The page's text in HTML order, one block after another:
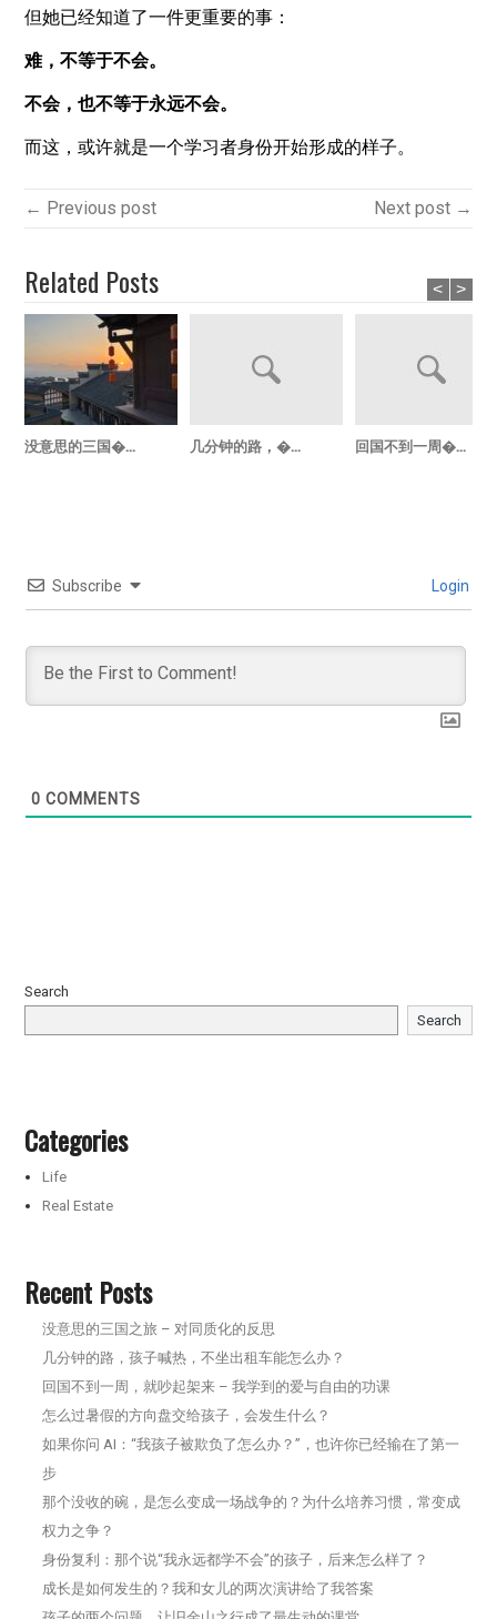
但她已经知道了一件更重要的事：
难，不等于不会。
不会，也不等于永远不会。
而这，或许就是一个学习者身份开始形成的样子。
← Previous post Next post →
Related Posts
没意思的三国�... 几分钟的路，�... 回国不到一周�...
< >
Subscribe Login
0 COMMENTS
Search
Search
Categories
Life
Real Estate
Recent Posts
没意思的三国之旅 – 对同质化的反思
几分钟的路，孩子喊热，不坐出租车能怎么办？
回国不到一周，就吵起架来 – 我学到的爱与自由的功课
怎么过暑假的方向盘交给孩子，会发生什么？
如果你问 AI：“我孩子被欺负了怎么办？”，也许你已经输在了第一
步
那个没收的碗，是怎么变成一场战争的？为什么培养习惯，常变成
权力之争？
身份复利：那个说“我永远都学不会”的孩子，后来怎么样了？
成长是如何发生的？我和女儿的两次演讲给了我答案